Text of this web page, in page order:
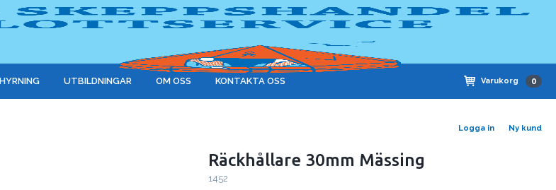
Logga in Ny kund
Varukorg 0
UTBILDNINGAR OM OSS KONTAKTA OSS
Räckhållare 30mm Mässing
1452